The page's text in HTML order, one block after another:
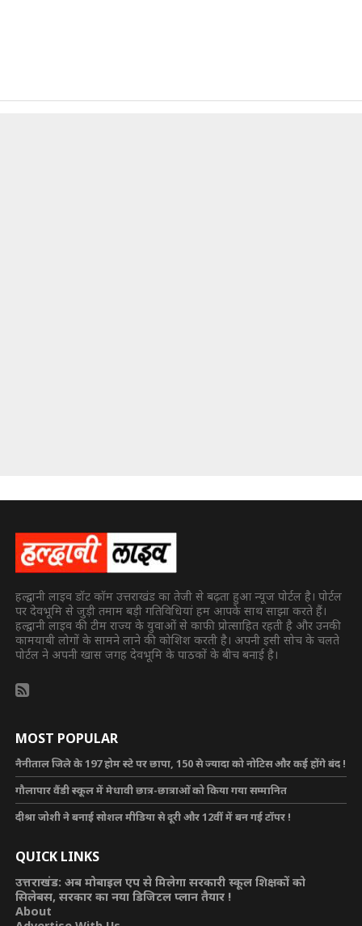
हल्द्वानी लाइव डॉट कॉम उत्तराखंड का तेजी से बढ़ता हुआ न्यूज पोर्टल है। पोर्टल
पर देवभूमि से जुड़ी तमाम बड़ी गतिविधियां हम आपके साथ साझा करते हैं।
हल्द्वानी लाइव की टीम राज्य के युवाओं से काफी प्रोत्साहित रहती है और उनकी
कामयाबी लोगों के सामने लाने की कोशिश करती है। अपनी इसी सोच के चलते
पोर्टल ने अपनी खास जगह देवभूमि के पाठकों के बीच बनाई है।
MOST POPULAR
नैनीताल जिले के 197 होम स्टे पर छापा, 150 से ज्यादा को नोटिस और कई होंगे बंद !
गौलापार वैंडी स्कूल में मेधावी छात्र-छात्राओं को किया गया सम्मानित
दीश्रा जोशी ने बनाई सोशल मीडिया से दूरी और 12वीं में बन गई टॉपर !
QUICK LINKS
उत्तराखंड: अब मोबाइल एप से मिलेगा सरकारी स्कूल शिक्षकों को
सिलेबस, सरकार का नया डिजिटल प्लान तैयार !
About